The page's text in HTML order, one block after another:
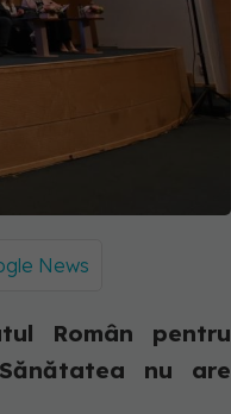
News
Român pentru
nu are